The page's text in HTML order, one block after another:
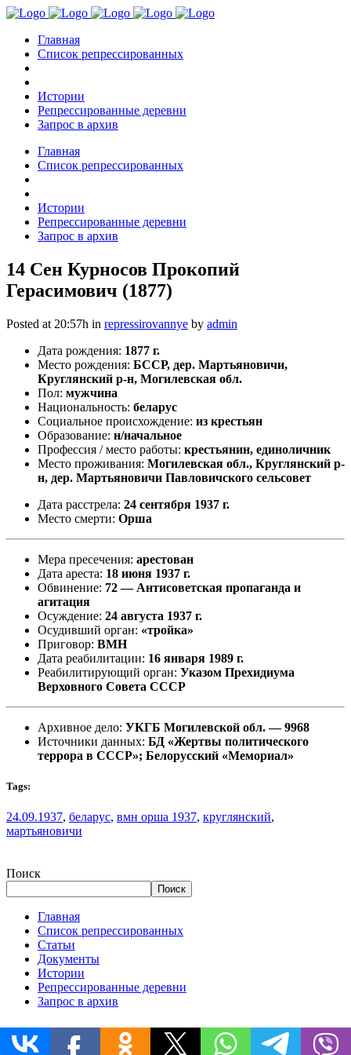
Главная
Список репрессированных
Истории
Репрессированные деревни
Запрос в архив
Главная
Список репрессированных
Истории
Репрессированные деревни
Запрос в архив
14 Сен Курносов Прокопий
Герасимович (1877)
Posted at 20:57h in repressirovannye by admin
Дата рождения: 1877 г.
Место рождения: БССР, дер. Мартьяновичи,
Круглянский р-н, Могилевская обл.
Пол: мужчина
Национальность: беларус
Социальное происхождение: из крестьян
Образование: н/начальное
Профессия / место работы: крестьянин, единоличник
Место проживания: Могилевская обл., Круглянский р-
н, дер. Мартьяновичи Павловичского сельсовет
Дата расстрела: 24 сентября 1937 г.
Место смерти: Орша
Мера пресечения: арестован
Дата ареста: 18 июня 1937 г.
Обвинение: 72 — Антисоветская пропаганда и
агитация
Осуждение: 24 августа 1937 г.
Осудивший орган: «тройка»
Приговор: ВМН
Дата реабилитации: 16 января 1989 г.
Реабилитирующий орган: Указом Прехидиума
Верховного Совета СССР
Архивное дело: УКГБ Могилевской обл. — 9968
Источники данных: БД «Жертвы политического
террора в СССР»; Белорусский «Мемориал»
Tags:
24.09.1937, беларус, вмн орша 1937, круглянский,
мартьяновичи
Поиск
Поиск
Главная
Список репрессированных
Статьи
Документы
Истории
Репрессированные деревни
Запрос в архив